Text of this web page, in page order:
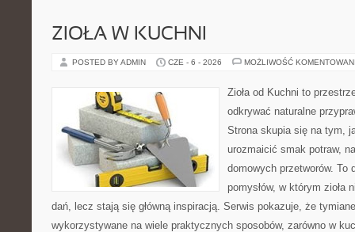
ZIOŁA W KUCHNI
POSTED BY ADMIN CZE - 6 - 2026 MOŻLIWOŚĆ
Zioła od Kuchni to
odkrywać naturalne
Strona skupia się na tym,
urozmaicić smak potraw,
domowych przetworów. To
pomysłów, w którym zioła
dań, lecz stają się główną inspiracją. Serwis pokazuje, że
wykorzystywane na wiele praktycznych sposobów, zarówno w